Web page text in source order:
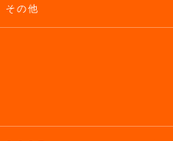
その他